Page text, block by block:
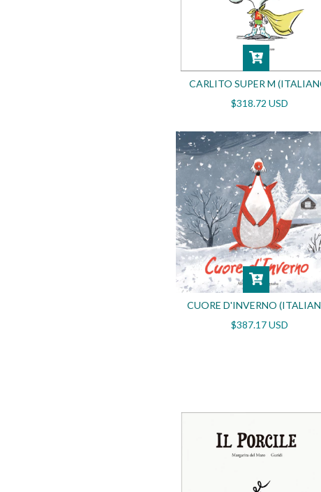
CARLITO SUPER M
$318.72 USD
CUORE D'INVERNO
$387.17 USD